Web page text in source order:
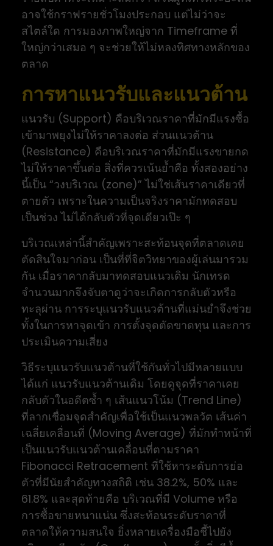
อาจใช้กราฟรายชั่วโมงประกอบ แต่ไม่ว่าจะ
สไตล์ใด การมองภาพใหญ่จาก Timeframe ที่
ใหญ่กว่าเสมอ ๆ จะช่วยให้ไม่หลงทิศทางหลักของ
ตลาด
การหาแนวรับและแนวต้าน
แนวรับ (Support) คือบริเวณราคาที่มักมีแรงซื้อ
เข้ามาพยุงไม่ให้ราคาลงต่อ ส่วนแนวต้าน
(Resistance) คือบริเวณราคาที่มักมีแรงขายกด
ไม่ให้ราคาขึ้นต่อ สิ่งที่ควรเน้นย้ำคือ ทั้งสองอย่าง
นี้เป็น “วงบริเวณ (zone)” ไม่ใช่เส้นราคาเดียวที่
ตายตัว เพราะในความเป็นจริงราคามักทดสอบ
เป็นช่วง ไม่ได้กลับตัวที่จุดเดียวเป๊ะ ๆ
บริเวณเหล่านี้สำคัญเพราะสะท้อนจุดที่ตลาดเคย
ตัดสินใจมาก่อน เป็นที่ที่จิตวิทยาของผู้เล่นมารวม
กัน เมื่อราคากลับมาทดสอบแนวเดิม นักเทรด
จำนวนมากจึงจับตาดูว่าจะเกิดการกลับตัวหรือ
ทะลุผ่าน การระบุแนวรับแนวต้านที่แม่นยำจึงช่วย
ทั้งในการหาจุดเข้า การตั้งจุดตัดขาดทุน และการ
ประเมินความเสี่ยง
วิธีระบุแนวรับแนวต้านที่ใช้กันทั่วไปมีหลายแบบ
ได้แก่ แนวรับแนวต้านเดิม โดยดูจุดที่ราคาเคย
กลับตัวในอดีตซ้ำ ๆ เส้นแนวโน้ม (Trend Line)
ที่ลากเชื่อมจุดสำคัญเพื่อใช้เป็นแนวพลวัต เส้นค่า
เฉลี่ยเคลื่อนที่ (Moving Average) ที่มักทำหน้าที่
เป็นแนวรับแนวต้านเคลื่อนที่ตามราคา
Fibonacci Retracement ที่ใช้หาระดับการย่อ
ตัวที่มีนัยสำคัญทางสถิติ เช่น 38.2%, 50% และ
61.8% และสุดท้ายคือ บริเวณที่มี Volume หรือ
การซื้อขายหนาแน่น ซึ่งสะท้อนระดับราคาที่
ตลาดให้ความสนใจ ยิ่งหลายเครื่องมือชี้ไปยัง